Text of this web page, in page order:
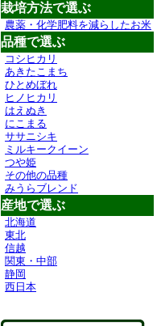
栽培方法で選ぶ
農薬・化学肥料を減らしたお米
品種で選ぶ
コシヒカリ
あきたこまち
ひとめぼれ
ヒノヒカリ
はえぬき
にこまる
ササニシキ
ミルキークイーン
つや姫
その他の品種
みうらブレンド
産地で選ぶ
北海道
東北
信越
関東・中部
静岡
西日本